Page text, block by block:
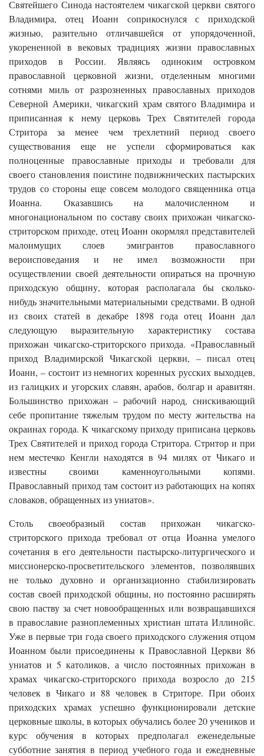
Святейшего Синода настоятелем чикагской церкви святого
Владимира, отец Иоанн соприкоснулся с приходской
жизнью, разительно отличавшейся от упорядоченной,
укорененной в вековых традициях жизни православных
приходов в России. Являясь одиноким островком
православной церковной жизни, отделенным многими
сотнями миль от разрозненных православных приходов
Северной Америки, чикагский храм святого Владимира и
приписанная к нему церковь Трех Святителей города
Стритора за менее чем трехлетний период своего
существования еще не успели сформироваться как
полноценные православные приходы и требовали для
своего становления поистине подвижнических пастырских
трудов со стороны еще совсем молодого священника отца
Иоанна. Оказавшись на малочисленном и
многонациональном по составу своих прихожан чикагско-
стриторском приходе, отец Иоанн окормлял представителей
малоимущих слоев эмигрантов православного
вероисповедания и не имел возможности при
осуществлении своей деятельности опираться на прочную
приходскую общину, которая располагала бы сколько-
нибудь значительными материальными средствами. В одной
из своих статей в декабре 1898 года отец Иоанн дал
следующую выразительную характеристику состава
прихожан чикагско-стриторского прихода. «Православный
приход Владимирской Чикагской церкви, – писал отец
Иоанн, – состоит из немногих коренных русских выходцев,
из галицких и угорских славян, арабов, болгар и аравитян.
Большинство прихожан – рабочий народ, снискивающий
себе пропитание тяжелым трудом по месту жительства на
окраинах города. К чикагскому приходу приписана церковь
Трех Святителей и приход города Стритора. Стритор и при
нем местечко Кенгли находятся в 94 милях от Чикаго и
известны своими каменноугольными копями.
Православный приход там состоит из работающих на копях
словаков, обращенных из униатов».
Столь своеобразный состав прихожан чикагско-
стриторского прихода требовал от отца Иоанна умелого
сочетания в его деятельности пастырско-литургического и
миссионерско-просветительского элементов, позволявших
не только духовно и организационно стабилизировать
состав своей приходской общины, но постоянно расширять
свою паству за счет новообращенных или возвращавшихся
в православие разноплеменных христиан штата Иллинойс.
Уже в первые три года своего приходского служения отцом
Иоанном были присоединены к Православной Церкви 86
униатов и 5 католиков, а число постоянных прихожан в
храмах чикагско-стриторского прихода возросло до 215
человек в Чикаго и 88 человек в Стриторе. При обоих
приходских храмах успешно функционировали детские
церковные школы, в которых обучались более 20 учеников и
курс обучения в которых предполагал еженедельные
субботние занятия в период учебного года и ежедневные